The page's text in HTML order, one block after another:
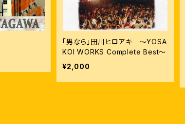
「男なら」田川ヒロアキ ～YOSA
KOI WORKS Complete Best～
¥2,000